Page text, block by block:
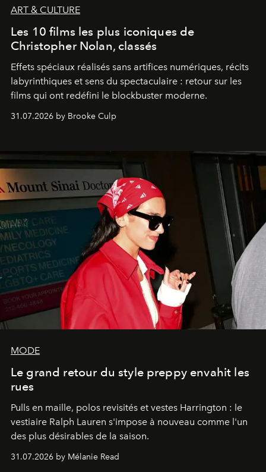
ART & CULTURE
Les 10 films les plus iconiques de
Christopher Nolan, classés
Effets spéciaux réalisés sans artifices numériques, récits
labyrinthiques et sens du spectaculaire : retour sur les
films qui ont redéfini le blockbuster moderne.
31.07.2026 by Brooke Culp
MODE
Le grand retour du style preppy envahit les
rues
Pulls en maille, polos revisités et vestes Harrington : le
vestiaire Ralph Lauren s'impose à nouveau comme l'un
des plus désirables de la saison.
31.07.2026 by Mélanie Read